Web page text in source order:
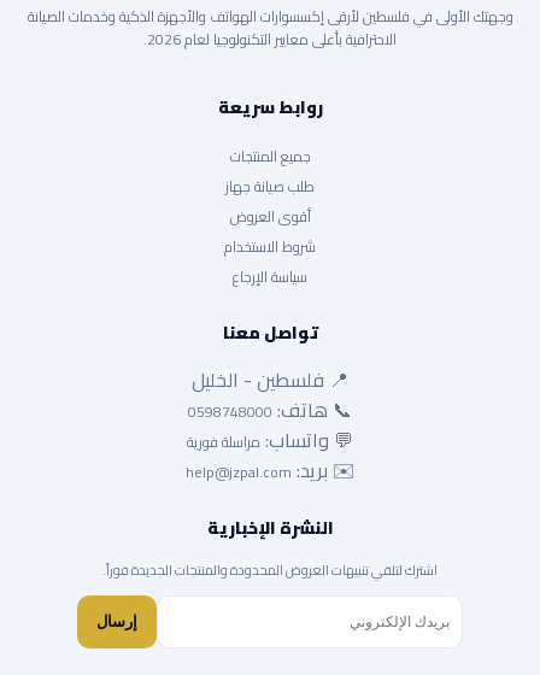
وجهتك الأولى في فلسطين لأرقى إكسسوارات الهواتف والأجهزة الذكية وخدمات الصيانة
الاحترافية بأعلى معايير التكنولوجيا لعام 2026.
روابط سريعة
جميع المنتجات
طلب صيانة جهاز
أقوى العروض
شروط الاستخدام
سياسة الإرجاع
تواصل معنا
📍 فلسطين - الخليل
📞 هاتف: 0598748000
💬 واتساب: مراسلة فورية
✉️ بريد: help@jzpal.com
النشرة الإخبارية
اشترك لتلقي تنبيهات العروض المحدودة والمنتجات الجديدة فوراً.
إرسال